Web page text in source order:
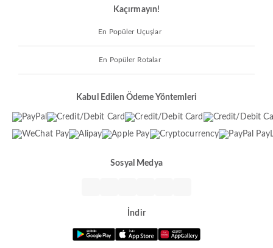
Kaçırmayın!
En Popüler Uçuşlar
En Popüler Rotalar
Kabul Edilen Ödeme Yöntemleri
Sosyal Medya
İndir